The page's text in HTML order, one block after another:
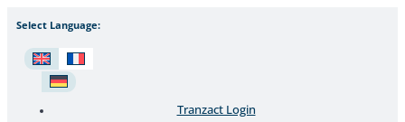
Select Language:
Tranzact Login